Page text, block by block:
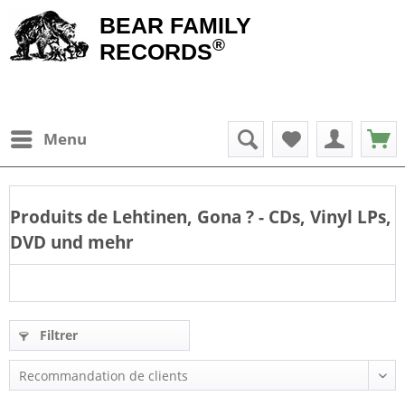
BEAR FAMILY
RECORDS®
Menu
Produits de Lehtinen, Gona ? - CDs, Vinyl LPs,
DVD und mehr
Filtrer